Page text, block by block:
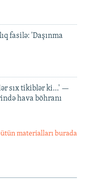
fasilə: 'Daşınma
sıx tikiblər ki...' —
hava böhranı
materialları burada